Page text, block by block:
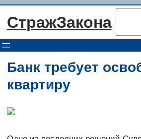
Перейти
СтражЗакона
Банк требует
квартиру